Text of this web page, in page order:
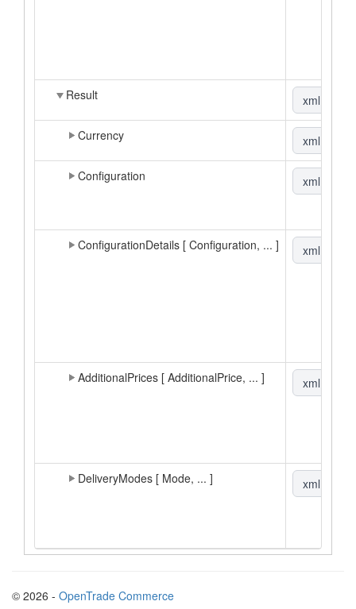
Result xml
Currency xml
Configuration xml
ConfigurationDetails [ Configuration, ... ] xml
AdditionalPrices [ AdditionalPrice, ... ] xml
DeliveryModes [ Mode, ... ] xml
© 2026 - OpenTrade Commerce